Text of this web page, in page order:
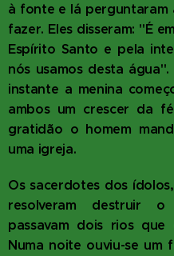
à fonte e lá perguntaram
fazer. Eles disseram: "É
Espírito Santo e pela
nós usamos desta
instante a menina
ambos um crescer da
gratidão o homem
uma igreja.
Os sacerdotes dos
resolveram destruir
passavam dois rios
Numa noite ouviu-se um